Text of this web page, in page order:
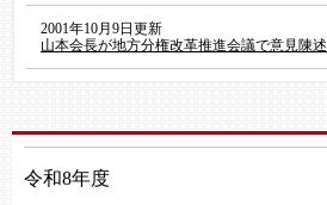
2001年10月9日更新
山本会長が地方分権改革推進会議で意見陳述
令和8年度